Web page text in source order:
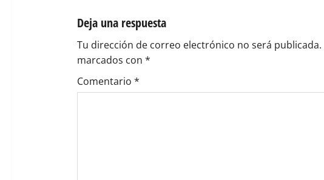
i
ó
n
d
Deja una respuesta
Tu dirección de correo electrónico no será publicada.
marcados con *
Comentario *